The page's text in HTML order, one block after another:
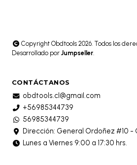
Copyright Obdtools 2026. Todos los
Desarrollado por Jumpseller.
CONTÁCTANOS
obdtools.cl@gmail.com
+56985344739
56985344739
Dirección: General Ordoñez #10 -
Lunes a Viernes 9:00 a 17:30 hrs.